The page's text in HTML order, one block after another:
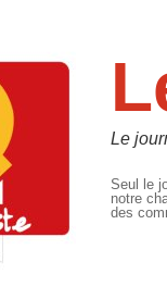
Le
Seul le
notre
des